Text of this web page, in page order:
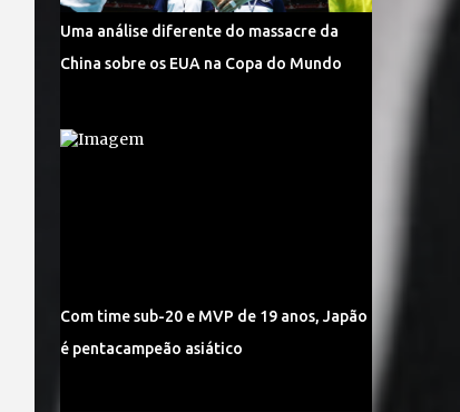
Uma análise diferente do massacre da
China sobre os EUA na Copa do Mundo
Com time sub-20 e MVP de 19 anos, Japão
é pentacampeão asiático